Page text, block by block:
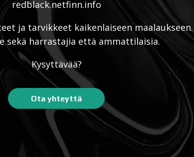
ja tarvikkeet kaikenlaiseen maalaukseen.
sekä harrastajia että ammattilaisia.
Kysyttävää?
Ota yhteyttä